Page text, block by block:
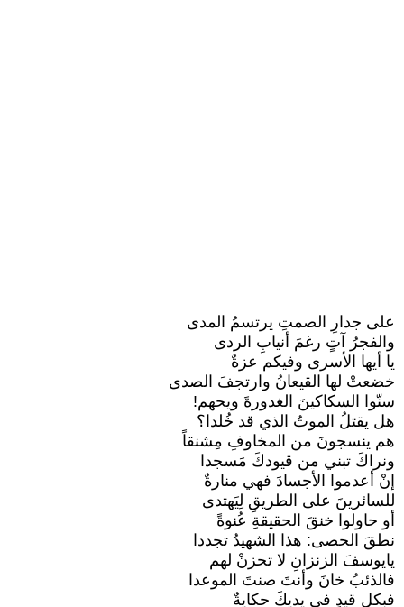
على جدارِ الصمتِ يرتسمُ المدى
والفجرُ آتٍ رغمَ أنيابِ الردى
​يا أيها الأسرى وفيكم عزةٌ
خضعتْ لها القيعانُ وارتجفَ الصدى
​سنّوا السكاكينَ الغدورةَ ويحهم!
هل يقتلُ الموتُ الذي قد خُلدا؟
​هم ينسجونَ من المخاوفِ مِشنقاً
ونراكَ تبني من قيودكَ مَسجدا
​إنْ أعدموا الأجسادَ فهي منارةٌ
للسائرينَ على الطريقِ لِيَهتدى
​أو حاولوا خنقَ الحقيقةِ عُنوةً
نطقَ الحصى: هذا الشهيدُ تجددا
​يايوسفَ الزنزانِ لا تحزنْ لهم
فالذئبُ خانَ وأنتَ صنتَ الموعدا
​فبكلِ قيدٍ في يديكَ حكايةٌ